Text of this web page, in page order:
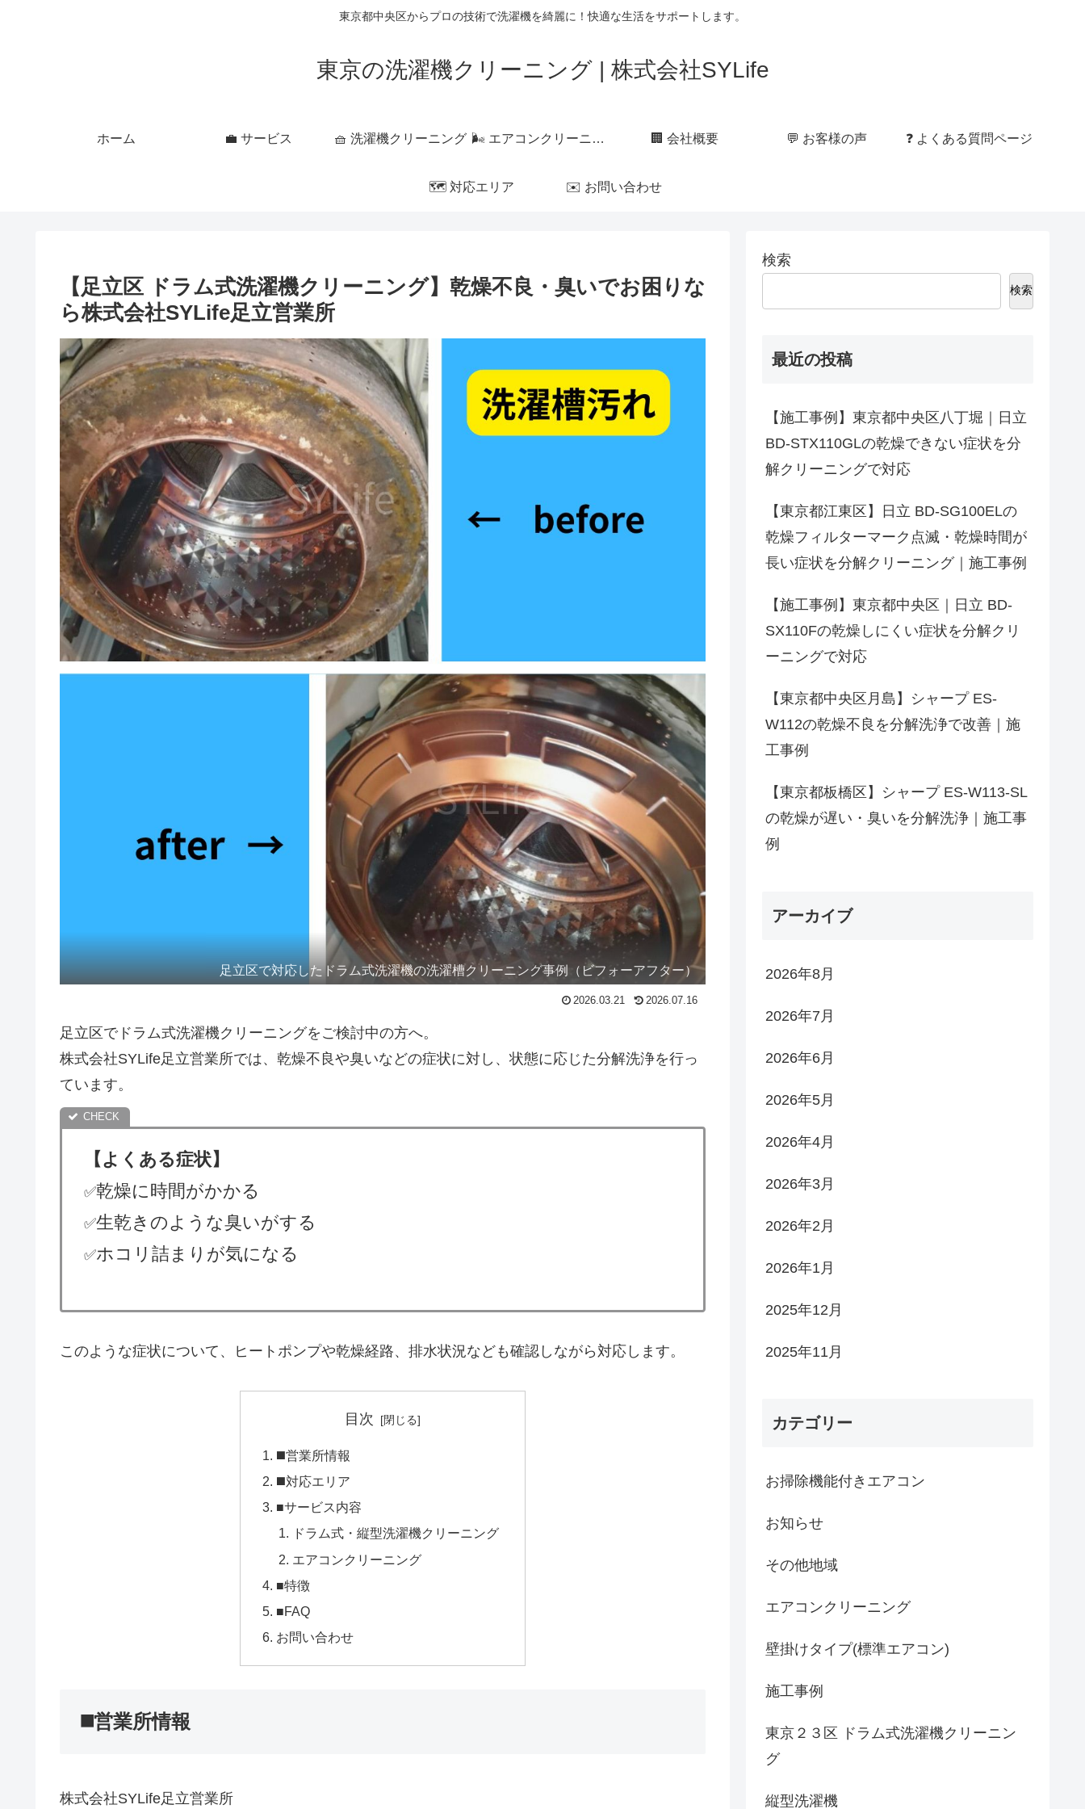
東京都中央区からプロの技術で洗濯機を綺麗に！快適な生活をサポートします。
東京の洗濯機クリーニング | 株式会社SYLife
ホーム 💼 サービス 🧺 洗濯機クリーニング 🌬 エアコンクリーニング 🏢 会社概要 💬 お客様の声 ❓ よくある質問ページ
🗺 対応エリア ✉️ お問い合わせ
【足立区 ドラム式洗濯機クリーニング】乾燥不良・臭いでお困りな
ら株式会社SYLife足立営業所
足立区で対応したドラム式洗濯機の洗濯槽クリーニング事例（ビフォーアフター）
2026.03.21 2026.07.16
足立区でドラム式洗濯機クリーニングをご検討中の方へ。
株式会社SYLife足立営業所では、乾燥不良や臭いなどの症状に対し、状態に応じた分解洗浄を行っ
ています。
【よくある症状】
✅乾燥に時間がかかる
✅生乾きのような臭いがする
✅ホコリ詰まりが気になる
このような症状について、ヒートポンプや乾燥経路、排水状況なども確認しながら対応します。
目次
◼️営業所情報
◼️対応エリア
■サービス内容
ドラム式・縦型洗濯機クリーニング
エアコンクリーニング
■特徴
■FAQ
お問い合わせ
◼️営業所情報
株式会社SYLife足立営業所
検索
検索
最近の投稿
【施工事例】東京都中央区八丁堀｜日立
BD-STX110GLの乾燥できない症状を分
解クリーニングで対応
【東京都江東区】日立 BD-SG100ELの
乾燥フィルターマーク点滅・乾燥時間が
長い症状を分解クリーニング｜施工事例
【施工事例】東京都中央区｜日立 BD-
SX110Fの乾燥しにくい症状を分解クリ
ーニングで対応
【東京都中央区月島】シャープ ES-
W112の乾燥不良を分解洗浄で改善｜施
工事例
【東京都板橋区】シャープ ES-W113-SL
の乾燥が遅い・臭いを分解洗浄｜施工事
例
アーカイブ
2026年8月
2026年7月
2026年6月
2026年5月
2026年4月
2026年3月
2026年2月
2026年1月
2025年12月
2025年11月
カテゴリー
お掃除機能付きエアコン
お知らせ
その他地域
エアコンクリーニング
壁掛けタイプ(標準エアコン)
施工事例
東京２３区 ドラム式洗濯機クリーニン
グ
縦型洗濯機